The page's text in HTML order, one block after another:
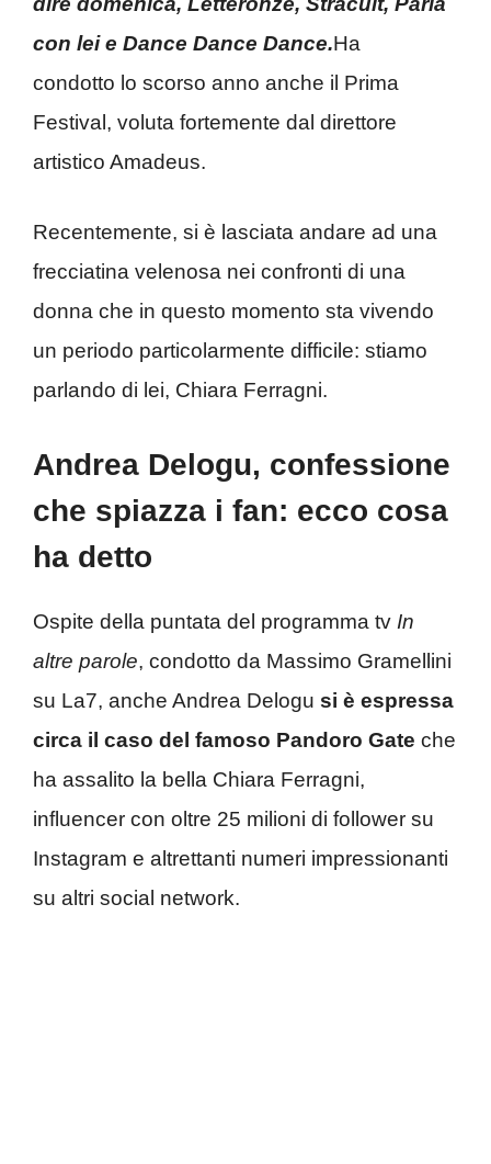
con lei e Dance Dance Dance.Ha
condotto lo scorso anno anche il Prima
Festival, voluta fortemente dal direttore
artistico Amadeus.
Recentemente, si è lasciata andare ad una
frecciatina velenosa nei confronti di una
donna che in questo momento sta vivendo
un periodo particolarmente difficile: stiamo
parlando di lei, Chiara Ferragni.
Andrea Delogu, confessione
che spiazza i fan: ecco cosa
ha detto
Ospite della puntata del programma tv In
altre parole, condotto da Massimo Gramellini
su La7, anche Andrea Delogu si è espressa
circa il caso del famoso Pandoro Gate che
ha assalito la bella Chiara Ferragni,
influencer con oltre 25 milioni di follower su
Instagram e altrettanti numeri impressionanti
su altri social network.